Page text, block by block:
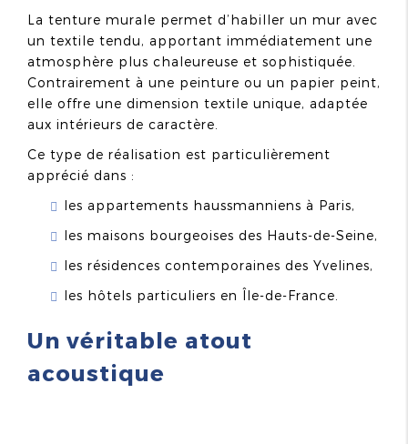
La tenture murale permet d’habiller un mur avec
un textile tendu, apportant immédiatement une
atmosphère plus chaleureuse et sophistiquée.
Contrairement à une peinture ou un papier peint,
elle offre une dimension textile unique, adaptée
aux intérieurs de caractère.
Ce type de réalisation est particulièrement
apprécié dans :
les appartements haussmanniens à Paris,
les maisons bourgeoises des Hauts-de-Seine,
les résidences contemporaines des Yvelines,
les hôtels particuliers en Île-de-France.
Un véritable atout
acoustique